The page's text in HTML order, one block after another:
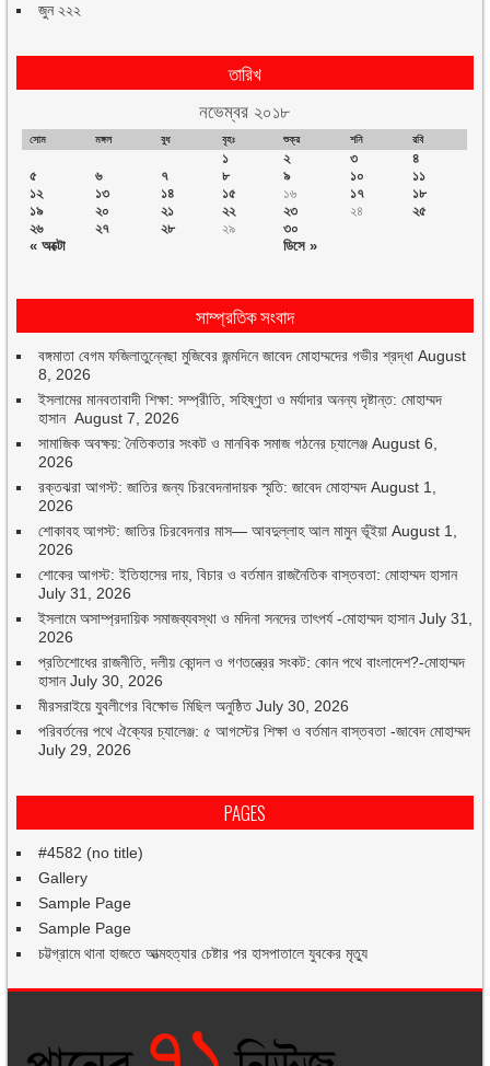
জুন ২২২
তারিখ
নভেম্বর ২০১৮
সোম মঙ্গল বুধ বৃহঃ শুক্র শনি রবি
« অক্টো ডিসে »
১ ২ ৩
৪
৫
৬ ৭ ৮ ৯ ১০
১১
১২
১৩ ১৪ ১৫ ১৬ ১৭
১৮
১৯
২০ ২১ ২২ ২৩ ২৪
২৫
২৬
২৭ ২৮ ২৯ ৩০
সাম্প্রতিক সংবাদ
বঙ্গমাতা বেগম ফজিলাতুন্নেছা মুজিবের জন্মদিনে জাবেদ মোহাম্মদের গভীর শ্রদ্ধা August
8, 2026
ইসলামের মানবতাবাদী শিক্ষা: সম্প্রীতি, সহিষ্ণুতা ও মর্যাদার অনন্য দৃষ্টান্ত: মোহাম্মদ
হাসান August 7, 2026
সামাজিক অবক্ষয়: নৈতিকতার সংকট ও মানবিক সমাজ গঠনের চ্যালেঞ্জ August 6,
2026
রক্তঝরা আগস্ট: জাতির জন্য চিরবেদনাদায়ক স্মৃতি: জাবেদ মোহাম্মদ August 1,
2026
শোকাবহ আগস্ট: জাতির চিরবেদনার মাস— আবদুল্লাহ আল মামুন ভূঁইয়া August 1,
2026
শোকের আগস্ট: ইতিহাসের দায়, বিচার ও বর্তমান রাজনৈতিক বাস্তবতা: মোহাম্মদ হাসান
July 31, 2026
ইসলামে অসাম্প্রদায়িক সমাজব্যবস্থা ও মদিনা সনদের তাৎপর্য -মোহাম্মদ হাসান July 31,
2026
প্রতিশোধের রাজনীতি, দলীয় কোন্দল ও গণতন্ত্রের সংকট: কোন পথে বাংলাদেশ?-মোহাম্মদ
হাসান July 30, 2026
মীরসরাইয়ে যুবলীগের বিক্ষোভ মিছিল অনুষ্ঠিত July 30, 2026
পরিবর্তনের পথে ঐক্যের চ্যালেঞ্জ: ৫ আগস্টের শিক্ষা ও বর্তমান বাস্তবতা -জাবেদ মোহাম্মদ
July 29, 2026
PAGES
#4582 (no title)
Gallery
Sample Page
Sample Page
চট্টগ্রামে থানা হাজতে আত্মহত্যার চেষ্টার পর হাসপাতালে যুবকের মৃত্যু